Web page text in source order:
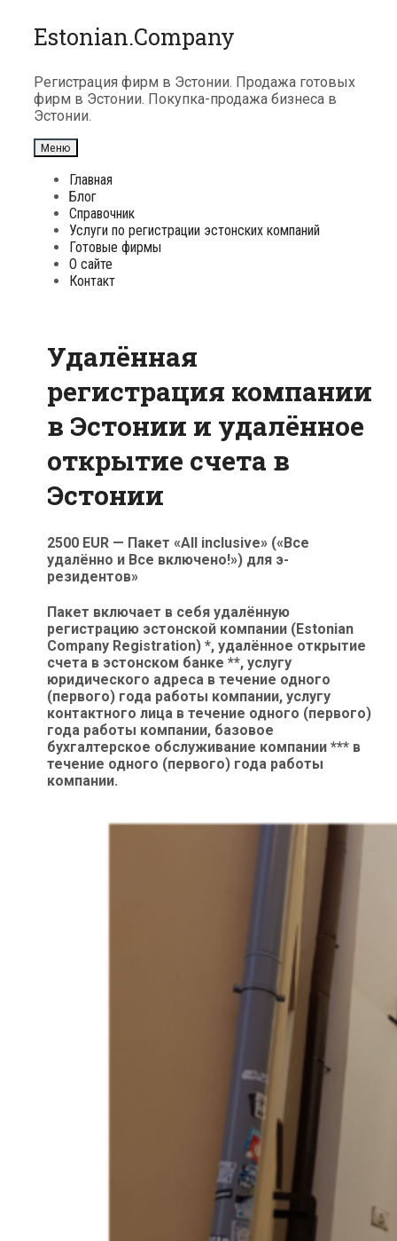
Перейти
к
Estonian.Company
Регистрация фирм в Эстонии. Продажа готовых
фирм в Эстонии. Покупка-продажа бизнеса в
Эстонии.
Меню
Главная
Блог
Справочник
Услуги по регистрации эстонских компаний
Готовые фирмы
О сайте
Контакт
Удалённая
регистрация компании
в Эстонии и удалённое
открытие счета в
Эстонии
2500 EUR — Пакет «All inclusive» («Все
удалённо и Все включено!») для э-
резидентов»
Пакет включает в себя удалённую
регистрацию эстонской компании (Estonian
Company Registration) *, удалённое открытие
счета в эстонском банке **, услугу
юридического адреса в течение одного
(первого) года работы компании, услугу
контактного лица в течение одного (первого)
года работы компании, базовое
бухгалтерское обслуживание компании *** в
течение одного (первого) года работы
компании.